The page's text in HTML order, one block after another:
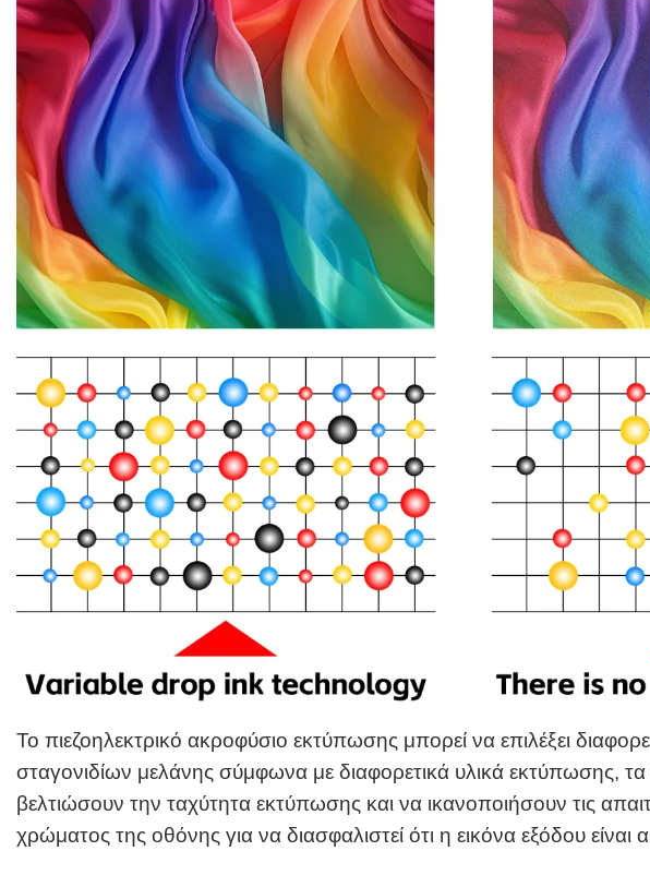
Το πιεζοηλεκτρικό ακροφύσιο εκτύπωσης μπορεί να επιλέξει
σταγονιδίων μελάνης σύμφωνα με διαφορετικά υλικά εκτύπωσης,
βελτιώσουν την ταχύτητα εκτύπωσης και να ικανοποιήσουν τις
χρώματος της οθόνης για να διασφαλιστεί ότι η εικόνα εξόδου είναι